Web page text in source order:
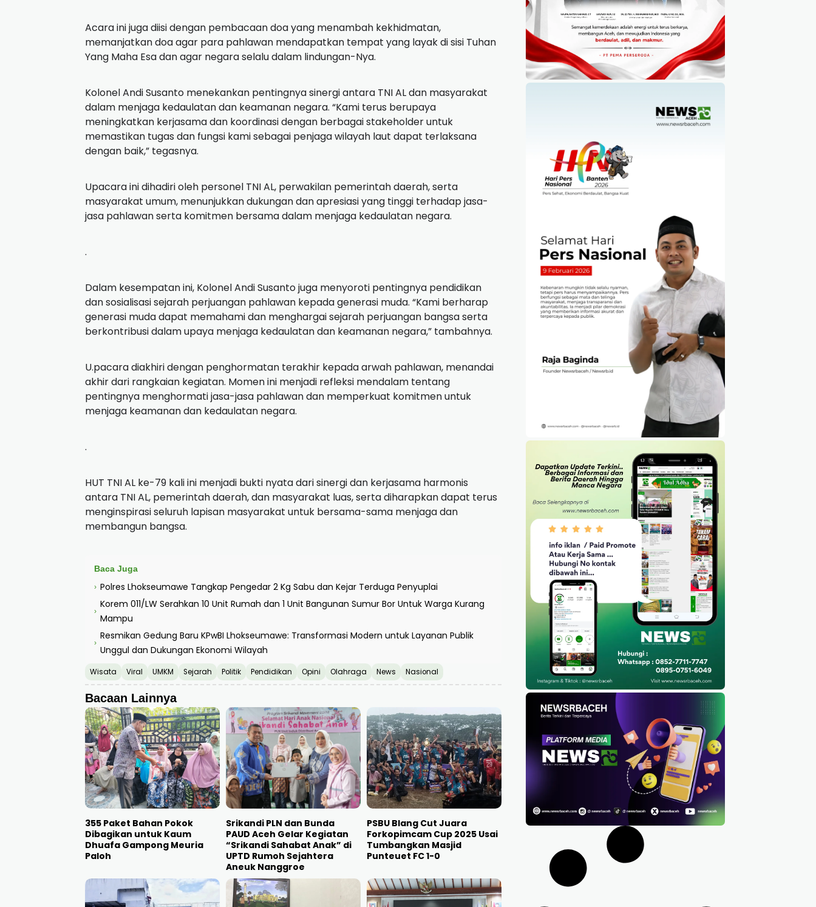
Acara ini juga diisi dengan pembacaan doa yang menambah kekhidmatan,
memanjatkan doa agar para pahlawan mendapatkan tempat yang layak di sisi Tuhan
Yang Maha Esa dan agar negara selalu dalam lindungan-Nya.
Kolonel Andi Susanto menekankan pentingnya sinergi antara TNI AL dan masyarakat
dalam menjaga kedaulatan dan keamanan negara. “Kami terus berupaya
meningkatkan kerjasama dan koordinasi dengan berbagai stakeholder untuk
memastikan tugas dan fungsi kami sebagai penjaga wilayah laut dapat terlaksana
dengan baik,” tegasnya.
Upacara ini dihadiri oleh personel TNI AL, perwakilan pemerintah daerah, serta
masyarakat umum, menunjukkan dukungan dan apresiasi yang tinggi terhadap jasa-
jasa pahlawan serta komitmen bersama dalam menjaga kedaulatan negara.
.
Dalam kesempatan ini, Kolonel Andi Susanto juga menyoroti pentingnya pendidikan
dan sosialisasi sejarah perjuangan pahlawan kepada generasi muda. “Kami berharap
generasi muda dapat memahami dan menghargai sejarah perjuangan bangsa serta
berkontribusi dalam upaya menjaga kedaulatan dan keamanan negara,” tambahnya.
U.pacara diakhiri dengan penghormatan terakhir kepada arwah pahlawan, menandai
akhir dari rangkaian kegiatan. Momen ini menjadi refleksi mendalam tentang
pentingnya menghormati jasa-jasa pahlawan dan memperkuat komitmen untuk
menjaga keamanan dan kedaulatan negara.
.
HUT TNI AL ke-79 kali ini menjadi bukti nyata dari sinergi dan kerjasama harmonis
antara TNI AL, pemerintah daerah, dan masyarakat luas, serta diharapkan dapat terus
menginspirasi seluruh lapisan masyarakat untuk bersama-sama menjaga dan
membangun bangsa.
Baca Juga
› Polres Lhokseumawe Tangkap Pengedar 2 Kg Sabu dan Kejar Terduga Penyuplai
›
Korem 011/LW Serahkan 10 Unit Rumah dan 1 Unit Bangunan Sumur Bor Untuk Warga Kurang
Mampu
›
Resmikan Gedung Baru KPwBI Lhokseumawe: Transformasi Modern untuk Layanan Publik
Unggul dan Dukungan Ekonomi Wilayah
Wisata Viral UMKM Sejarah Politik Pendidikan Opini Olahraga News Nasional
Bacaan Lainnya
355 Paket Bahan Pokok
Dibagikan untuk Kaum
Dhuafa Gampong Meuria
Paloh
Srikandi PLN dan Bunda
PAUD Aceh Gelar Kegiatan
“Srikandi Sahabat Anak” di
UPTD Rumoh Sejahtera
Aneuk Nanggroe
PSBU Blang Cut Juara
Forkopimcam Cup 2025 Usai
Tumbangkan Masjid
Punteuet FC 1-0